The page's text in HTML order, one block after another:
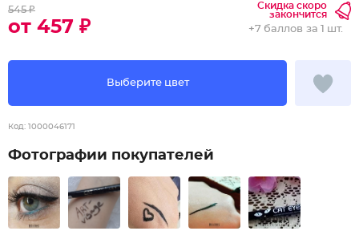
545 ₽
от 457 ₽
Скидка скоро
закончится
Выберите цвет
+7 баллов за 1 шт.
Код: 1000046171
Фотографии покупателей